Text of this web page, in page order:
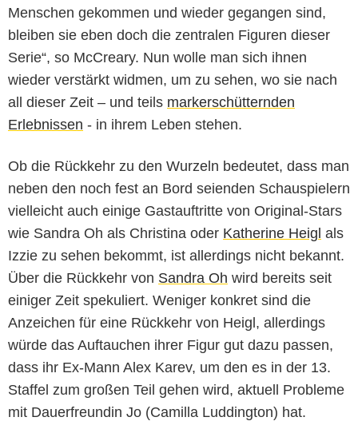
Menschen gekommen und wieder gegangen sind,
bleiben sie eben doch die zentralen Figuren dieser
Serie“, so McCreary. Nun wolle man sich ihnen
wieder verstärkt widmen, um zu sehen, wo sie nach
all dieser Zeit – und teils markerschütternden
Erlebnissen - in ihrem Leben stehen.
Ob die Rückkehr zu den Wurzeln bedeutet, dass man
neben den noch fest an Bord seienden Schauspielern
vielleicht auch einige Gastauftritte von Original-Stars
wie Sandra Oh als Christina oder Katherine Heigl als
Izzie zu sehen bekommt, ist allerdings nicht bekannt.
Über die Rückkehr von Sandra Oh wird bereits seit
einiger Zeit spekuliert. Weniger konkret sind die
Anzeichen für eine Rückkehr von Heigl, allerdings
würde das Auftauchen ihrer Figur gut dazu passen,
dass ihr Ex-Mann Alex Karev, um den es in der 13.
Staffel zum großen Teil gehen wird, aktuell Probleme
mit Dauerfreundin Jo (Camilla Luddington) hat.